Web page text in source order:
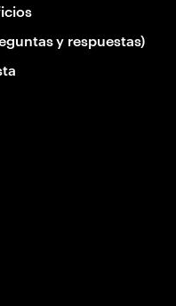
y respuestas)